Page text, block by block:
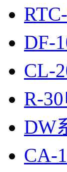
DF-
CL-
R-
DW
CA-